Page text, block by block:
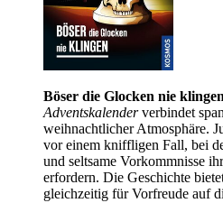
Böser die Glocken nie klingen
Adventskalenderverbindet
weihnachtlicher Atmosphäre.
vor einem kniffligen Fall, bei
und seltsame Vorkommnisse
erfordern. Die Geschichte
gleichzeitig für Vorfreude auf